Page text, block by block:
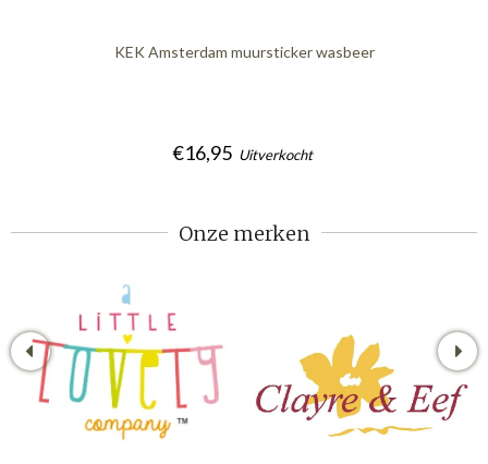
KEK Amsterdam muursticker wasbeer
€16,95 Uitverkocht
Onze merken